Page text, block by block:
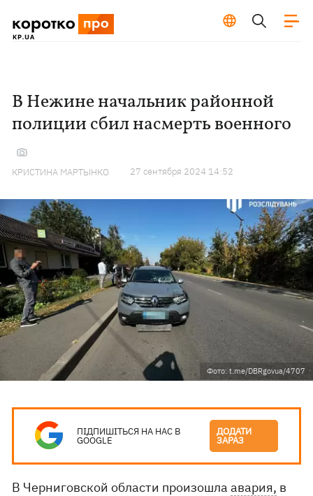
В Нежине начальник районной
полиции сбил насмерть военного
КРИСТИНА МАРТЫНКО 27 сентября 2024 14:52
Фото: t.me/DBRgovua/4707
ПІДПИШІТЬСЯ НА НАС В
GOOGLE
ДОДАТИ
ЗАРАЗ
В Черниговской области произошлаавария, в